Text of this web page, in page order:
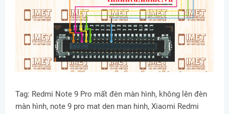
Tag: Redmi Note 9 Pro mất đèn màn hình, không lên đèn
màn hình, note 9 pro mat den man hinh, Xiaomi Redmi